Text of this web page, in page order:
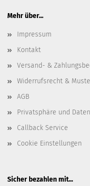
Mehr über...
Impressum
Kontakt
Versand- &
Widerrufsrecht &
AGB
Privatsphäre und
Callback Service
Cookie Einstellungen
Sicher bezahlen mit...